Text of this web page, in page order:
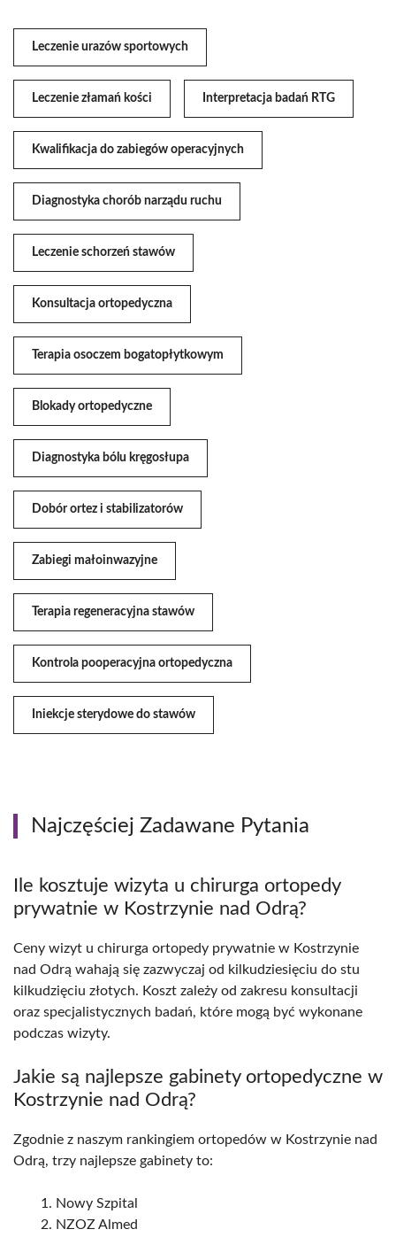
Leczenie urazów sportowych
Leczenie złamań kości Interpretacja badań RTG
Kwalifikacja do zabiegów operacyjnych
Diagnostyka chorób narządu ruchu
Leczenie schorzeń stawów
Konsultacja ortopedyczna
Terapia osoczem bogatopłytkowym
Blokady ortopedyczne
Diagnostyka bólu kręgosłupa
Dobór ortez i stabilizatorów
Zabiegi małoinwazyjne
Terapia regeneracyjna stawów
Kontrola pooperacyjna ortopedyczna
Iniekcje sterydowe do stawów
Najczęściej Zadawane Pytania
Ile kosztuje wizyta u chirurga ortopedy
prywatnie w Kostrzynie nad Odrą?
Ceny wizyt u chirurga ortopedy prywatnie w Kostrzynie
nad Odrą wahają się zazwyczaj od kilkudziesięciu do stu
kilkudzięciu złotych. Koszt zależy od zakresu konsultacji
oraz specjalistycznych badań, które mogą być wykonane
podczas wizyty.
Jakie są najlepsze gabinety ortopedyczne w
Kostrzynie nad Odrą?
Zgodnie z naszym rankingiem ortopedów w Kostrzynie nad
Odrą, trzy najlepsze gabinety to:
Nowy Szpital
NZOZ Almed